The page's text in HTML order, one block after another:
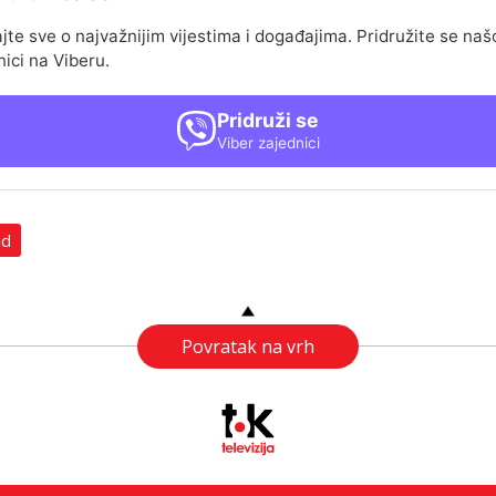
sve o najvažnijim vijestima i događajima. Pridružite se
na Viberu.
Pridruži se
Viber zajednici
Povratak na vrh